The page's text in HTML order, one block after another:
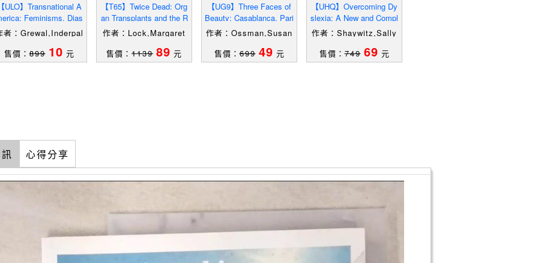
ULO】Transnational A
Feminisms, Dias
Neoliberalisms_G
者：Grewal,Inderpal
售價：899 10 元
【T65】Twice Dead: Org
an Transplants and the R
einvention of Death_Lo
作者：Lock,Margaret
售價： 1139 89 元
【UG9】Three Faces of
Beauty: Casablanca, Pari
s, Cairo_Ossman, Susan
作者：Ossman,Susan
售價：699 49 元
【UHQ】Overcoming Dy
slexia: A New and Compl
ete Science-Based Progr
am
作者：Shaywitz,Sally
售價：749 69 元
心得分享